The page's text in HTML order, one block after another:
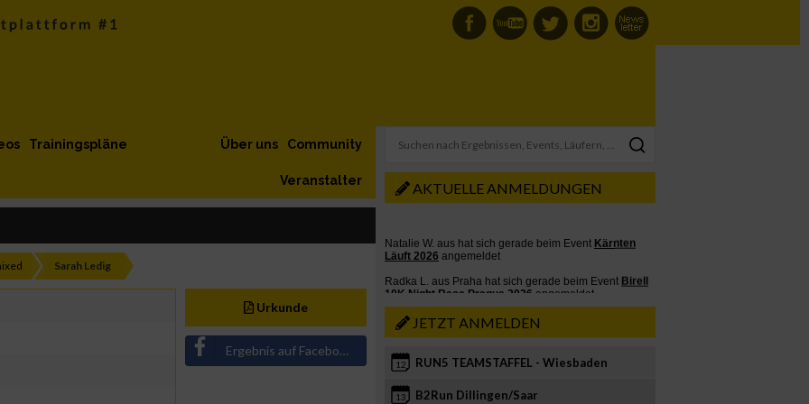
Trainingspläne Community
Über uns
Veranstalter
Sarah Ledig
Urkunde
Ergebnis auf Facebook teilen
AKTUELLE ANMELDUNGEN
JETZT ANMELDEN
12 RUN5 TEAMSTAFFEL - Wiesbaden
13 B2Run Dillingen/Saar